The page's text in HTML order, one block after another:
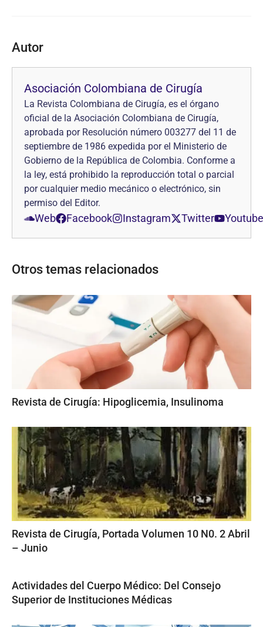
Autor
Asociación Colombiana de Cirugía
La Revista Colombiana de Cirugía, es el órgano
oficial de la Asociación Colombiana de Cirugía,
aprobada por Resolución número 003277 del 11 de
septiembre de 1986 expedida por el Ministerio de
Gobierno de la República de Colombia. Conforme a
la ley, está prohibido la reproducción total o parcial
por cualquier medio mecánico o electrónico, sin
permiso del Editor.
Web Facebook Instagram Twitter Youtube
Otros temas relacionados
Revista de Cirugía: Hipoglicemia, Insulinoma
Revista de Cirugía, Portada Volumen 10 N0. 2 Abril
– Junio
Actividades del Cuerpo Médico: Del Consejo
Superior de Instituciones Médicas